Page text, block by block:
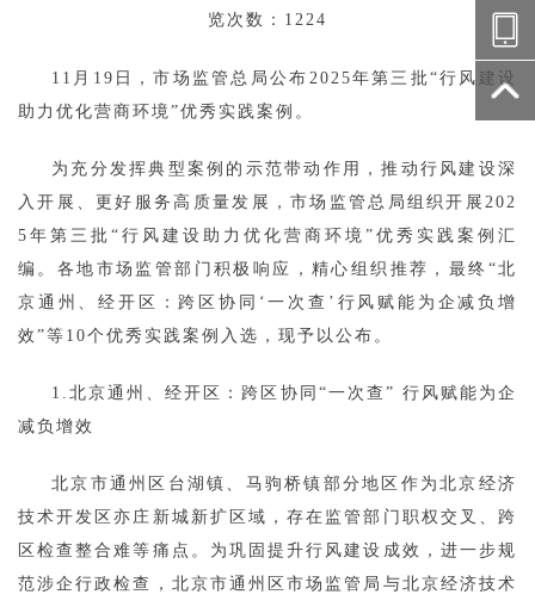
览次数：1224
11月19日，市场监管总局公布2025年第三批“行风建设
助力优化营商环境”优秀实践案例。
为充分发挥典型案例的示范带动作用，推动行风建设深
入开展、更好服务高质量发展，市场监管总局组织开展202
5年第三批“行风建设助力优化营商环境”优秀实践案例汇
编。各地市场监管部门积极响应，精心组织推荐，最终“北
京通州、经开区：跨区协同‘一次查’行风赋能为企减负增
效”等10个优秀实践案例入选，现予以公布。
1.北京通州、经开区：跨区协同“一次查” 行风赋能为企
减负增效
北京市通州区台湖镇、马驹桥镇部分地区作为北京经济
技术开发区亦庄新城新扩区域，存在监管部门职权交叉、跨
区检查整合难等痛点。为巩固提升行风建设成效，进一步规
范涉企行政检查，北京市通州区市场监管局与北京经济技术